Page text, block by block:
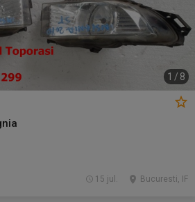
1 / 8
Bucuresti, IF
15 jul.